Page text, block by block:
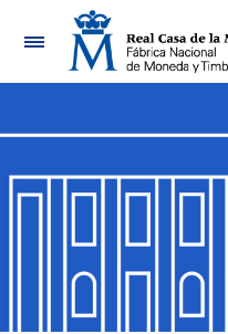
Navegación
Mostrar/Ocultar
Mostrar/Ocultar
Mostrar/Ocultar